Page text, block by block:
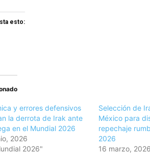
esto:
y errores defensivos
la derrota de Irak ante
en el Mundial 2026
2026
2026"
Selección de
México para
repechaje
2026
16 marzo, 2026